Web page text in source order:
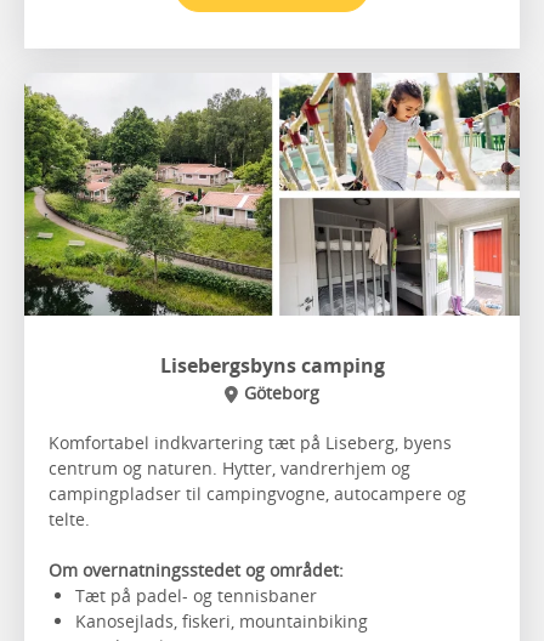
Lisebergsbyns camping
Göteborg
Komfortabel indkvartering tæt på Liseberg, byens
centrum og naturen. Hytter, vandrerhjem og
campingpladser til campingvogne, autocampere og
telte.
Om overnatningsstedet og området:
Tæt på padel- og tennisbaner
Kanosejlads, fiskeri, mountainbiking